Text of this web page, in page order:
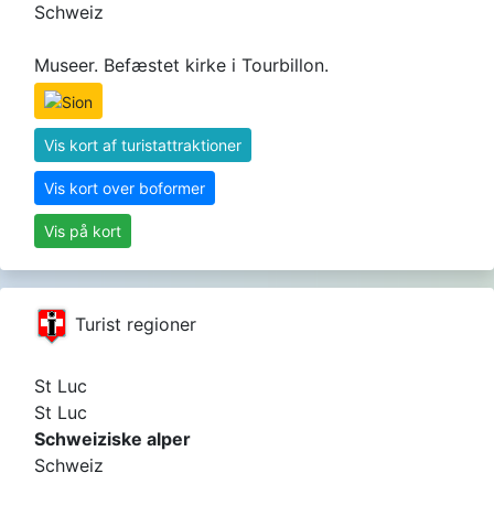
Schweiz
Museer. Befæstet kirke i Tourbillon.
Vis kort af turistattraktioner
Vis kort over boformer
Vis på kort
Turist regioner
St Luc
St Luc
Schweiziske alper
Schweiz